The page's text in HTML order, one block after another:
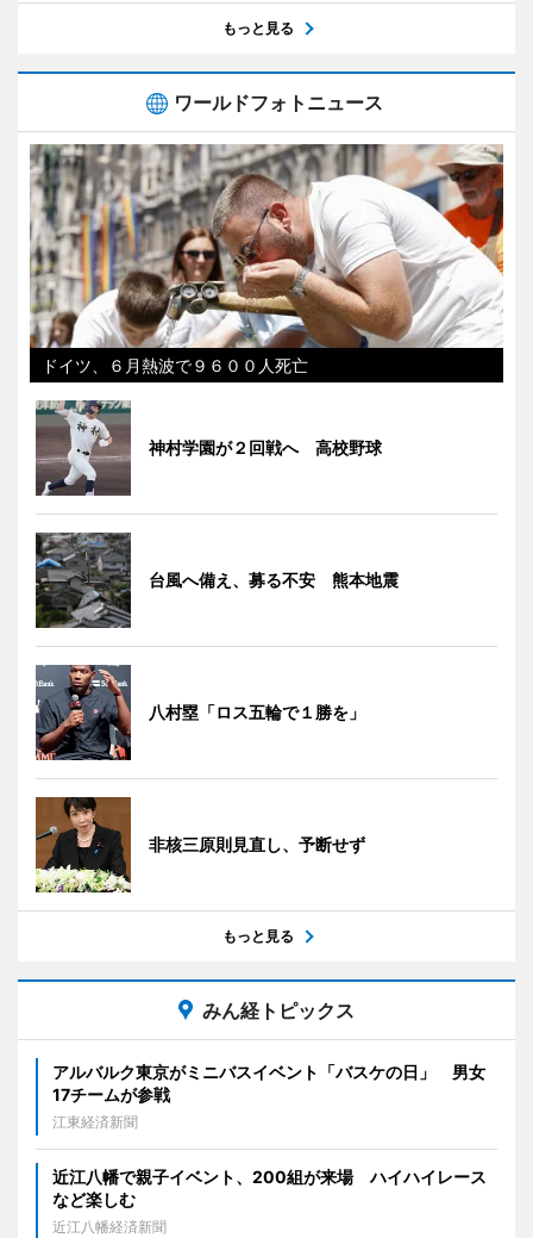
もっと見る
ワールドフォトニュース
ドイツ、６月熱波で９６００人死亡
神村学園が２回戦へ 高校野球
台風へ備え、募る不安 熊本地震
八村塁「ロス五輪で１勝を」
非核三原則見直し、予断せず
もっと見る
みん経トピックス
アルバルク東京がミニバスイベント「バスケの日」 男女
17チームが参戦
江東経済新聞
近江八幡で親子イベント、200組が来場 ハイハイレース
など楽しむ
近江八幡経済新聞